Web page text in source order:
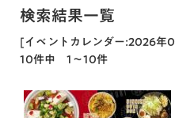
検索結果一覧
[イベントカレンダー:2026年
10件中 1～10件